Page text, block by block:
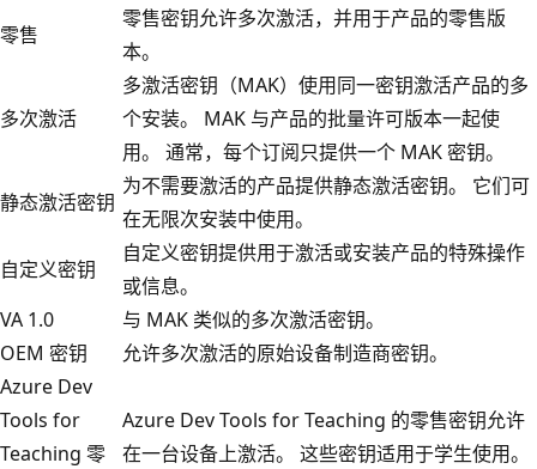
零售
零售密钥允许多次激活，并用于产品的零售版
本。
多次激活
多激活密钥（MAK）使用同一密钥激活产品的多
个安装。 MAK 与产品的批量许可版本一起使
用。 通常，每个订阅只提供一个 MAK 密钥。
静态激活密钥
为不需要激活的产品提供静态激活密钥。 它们可
在无限次安装中使用。
自定义密钥
自定义密钥提供用于激活或安装产品的特殊操作
或信息。
VA 1.0
与 MAK 类似的多次激活密钥。
OEM 密钥
允许多次激活的原始设备制造商密钥。
Azure Dev
Tools for
Teaching 零
Azure Dev Tools for Teaching 的零售密钥允许
在一台设备上激活。 这些密钥适用于学生使用。